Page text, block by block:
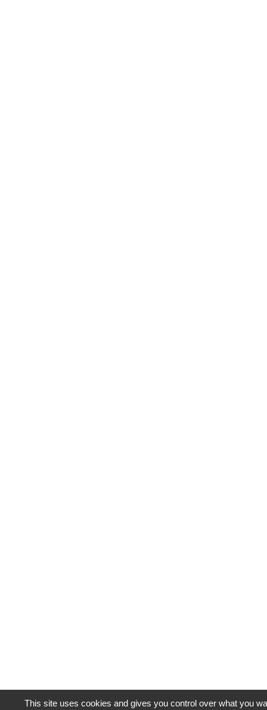
This site uses cookies and gives you control over what you